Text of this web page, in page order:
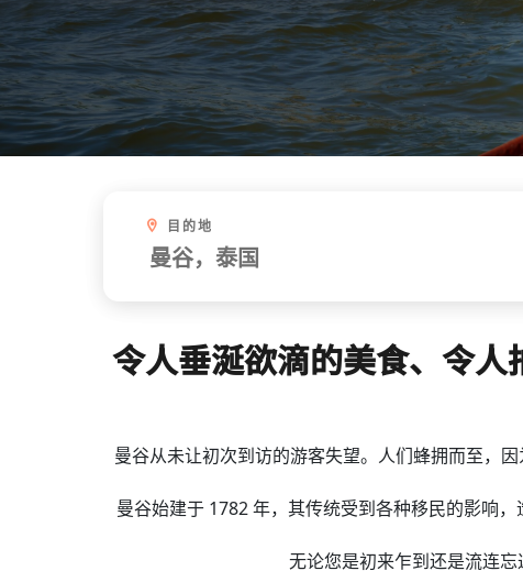
目的地
令人垂涎欲滴的美食、令
曼谷从未让初次到访的游客失望。人们蜂拥而至，
曼谷始建于 1782 年，其传统受到各种移民的影响
无论您是初来乍到还是流连